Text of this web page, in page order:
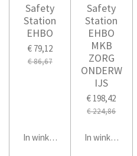
Safety
Station
EHBO
€ 79,12
€ 86,67
In winkelwagen
Safety
Station
EHBO
MKB
ZORG
ONDERW
IJS
€ 198,42
€ 224,86
In winkelwagen